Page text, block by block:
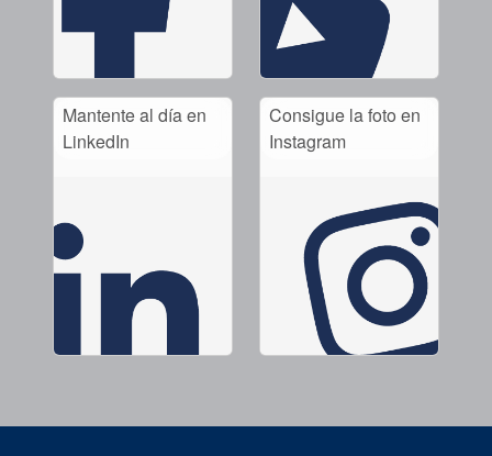
Mantente al día en
LinkedIn
Consigue la foto en
Instagram